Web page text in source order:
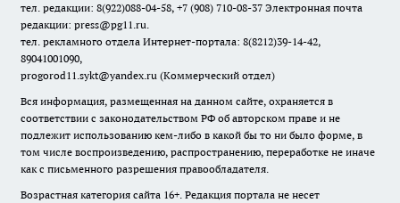
тел. редакции: 8(922)088-04-58, +7 (908) 710-08-37 Электронная почта
редакции: press@pg11.ru.
тел. рекламного отдела Интернет-портала: 8(8212)39-14-42,
89041001090,
progorod11.sykt@yandex.ru (Коммерческий отдел)
Вся информация, размещенная на данном сайте, охраняется в
соответствии с законодательством РФ об авторском праве и не
подлежит использованию кем-либо в какой бы то ни было форме, в
том числе воспроизведению, распространению, переработке не иначе
как с письменного разрешения правообладателя.
Возрастная категория сайта 16+. Редакция портала не несет